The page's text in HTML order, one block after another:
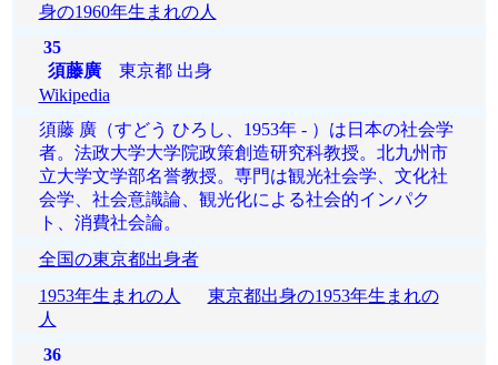
身の1960年生まれの人
35
須藤廣東京都 出身
Wikipedia
須藤 廣（すどう ひろし、1953年 - ）は日本の社会学
者。法政大学大学院政策創造研究科教授。北九州市
立大学文学部名誉教授。専門は観光社会学、文化社
会学、社会意識論、観光化による社会的インパク
ト、消費社会論。
全国の東京都出身者
1953年生まれの人
東京都出身の1953年生まれの
人
36